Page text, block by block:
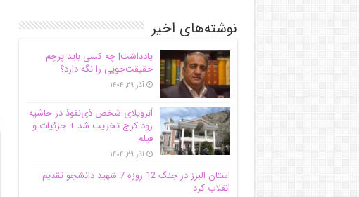
نوشته‌های اخیر
یادداشت| ‌چه کسی باید پرچم
حقیقت‌جویی را نگه دارد؟
آذر ۲۹, ۱۴۰۴
اَبَر‌ویلای شخص ذی‌نفوذ در حاشیه‌
رود کرج تخریب شد + جزئیات و
فیلم
آذر ۲۹, ۱۴۰۴
استان البرز در جنگ 12 روزه 7 شهید دانشجو تقدیم
انقلاب کرد